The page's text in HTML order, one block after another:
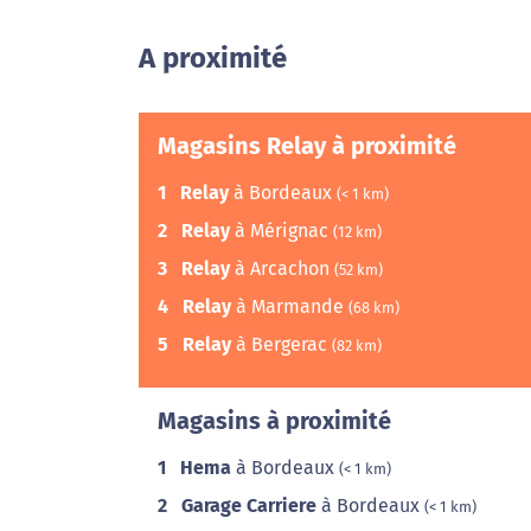
A proximité
Magasins Relay à proximité
1 Relayà Bordeaux (< 1 km)
2 Relayà Mérignac (12 km)
3 Relayà Arcachon (52 km)
4 Relayà Marmande (68 km)
5 Relayà Bergerac (82 km)
Magasins à proximité
1 Hema à Bordeaux (< 1 km)
2 Garage Carriere à Bordeaux (< 1 km)